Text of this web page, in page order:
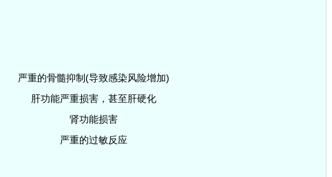
严重的骨髓抑制(导致感染风险增加)
肝功能严重损害，甚至肝硬化
肾功能损害
严重的过敏反应